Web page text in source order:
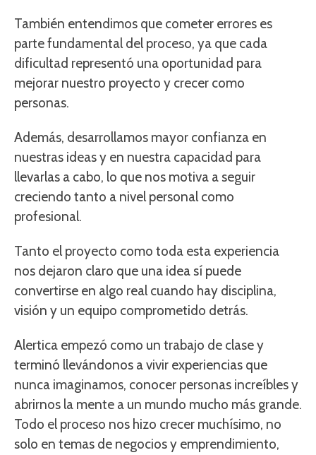
También entendimos que cometer errores es
parte fundamental del proceso, ya que cada
dificultad representó una oportunidad para
mejorar nuestro proyecto y crecer como
personas.
Además, desarrollamos mayor confianza en
nuestras ideas y en nuestra capacidad para
llevarlas a cabo, lo que nos motiva a seguir
creciendo tanto a nivel personal como
profesional.
Tanto el proyecto como toda esta experiencia
nos dejaron claro que una idea sí puede
convertirse en algo real cuando hay disciplina,
visión y un equipo comprometido detrás.
Alertica empezó como un trabajo de clase y
terminó llevándonos a vivir experiencias que
nunca imaginamos, conocer personas increíbles y
abrirnos la mente a un mundo mucho más grande.
Todo el proceso nos hizo crecer muchísimo, no
solo en temas de negocios y emprendimiento,